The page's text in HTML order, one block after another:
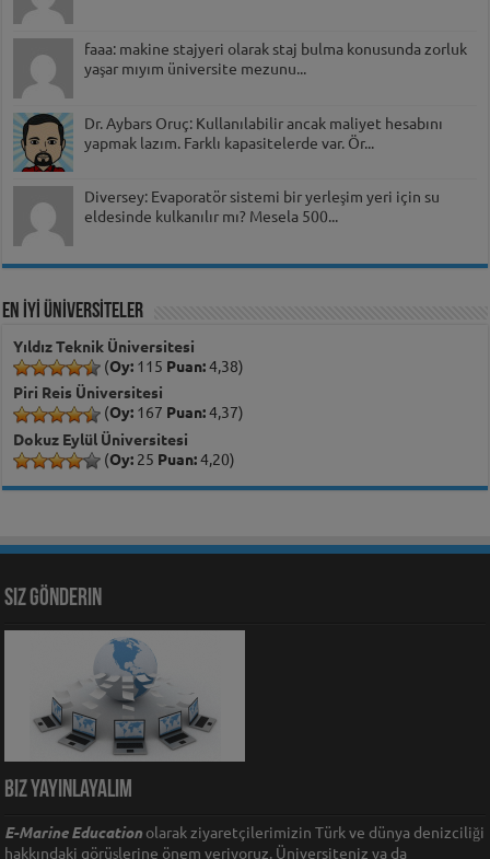
faaa: makine stajyeri olarak staj bulma konusunda zorluk
yaşar mıyım üniversite mezunu...
Dr. Aybars Oruç: Kullanılabilir ancak maliyet hesabını
yapmak lazım. Farklı kapasitelerde var. Ör...
Diversey: Evaporatör sistemi bir yerleşim yeri için su
eldesinde kulkanılır mı? Mesela 500...
EN İYİ ÜNİVERSİTELER
Yıldız Teknik Üniversitesi
(Oy: 115 Puan:4,38)
Piri Reis Üniversitesi
(Oy: 167 Puan:4,37)
Dokuz Eylül Üniversitesi
(Oy: 25 Puan:4,20)
Siz Gönderin
Biz Yayınlayalım
E-Marine Education olarak ziyaretçilerimizin Türk ve dünya denizciliği
hakkındaki görüşlerine önem veriyoruz. Üniversiteniz ya da